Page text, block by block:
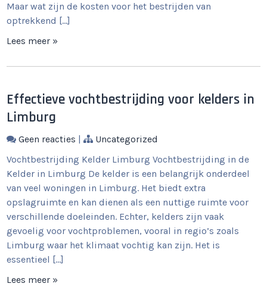
Maar wat zijn de kosten voor het bestrijden van
optrekkend […]
Lees meer »
Effectieve vochtbestrijding voor kelders in
Limburg
Geen reacties |
Uncategorized
Vochtbestrijding Kelder Limburg Vochtbestrijding in de
Kelder in Limburg De kelder is een belangrijk onderdeel
van veel woningen in Limburg. Het biedt extra
opslagruimte en kan dienen als een nuttige ruimte voor
verschillende doeleinden. Echter, kelders zijn vaak
gevoelig voor vochtproblemen, vooral in regio’s zoals
Limburg waar het klimaat vochtig kan zijn. Het is
essentieel […]
Lees meer »